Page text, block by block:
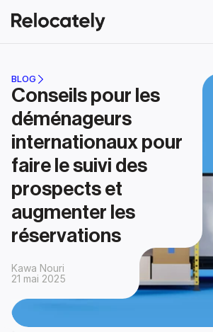
BLOG
Conseils pour les
déménageurs
internationaux pour
faire le suivi des
prospects et
augmenter les
réservations
Kawa Nouri
21 mai 2025